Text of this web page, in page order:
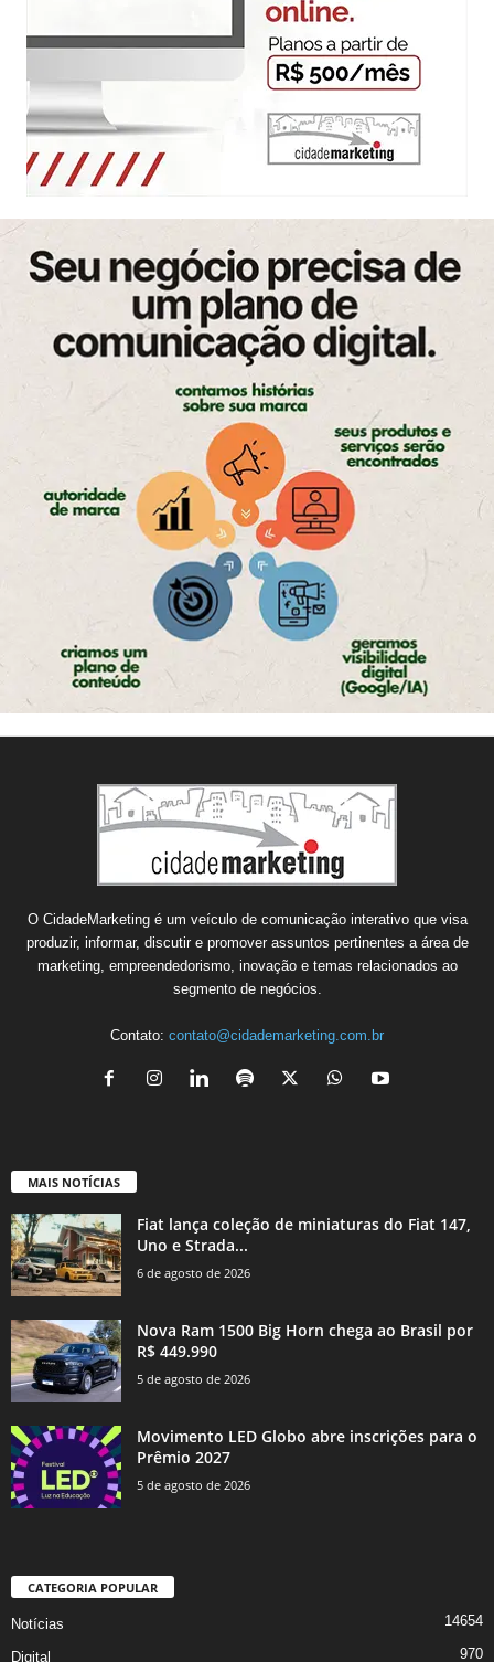
O CidadeMarketing é um veículo de comunicação interativo que visa
produzir, informar, discutir e promover assuntos pertinentes a área de
marketing, empreendedorismo, inovação e temas relacionados ao
segmento de negócios.
Contato: contato@cidademarketing.com.br
MAIS NOTÍCIAS
Fiat lança coleção de miniaturas do Fiat 147,
Uno e Strada...
6 de agosto de 2026
Nova Ram 1500 Big Horn chega ao Brasil por
R$ 449.990
5 de agosto de 2026
Movimento LED Globo abre inscrições para o
Prêmio 2027
5 de agosto de 2026
CATEGORIA POPULAR
Notícias 14654
Digital 970